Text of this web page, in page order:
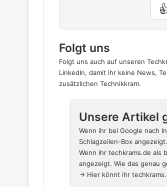
Folgt uns
Folgt uns auch auf unseren
LinkedIn, damit ihr keine News,
zusätzlichen Technikkram.
Unsere Artikel
Wenn ihr bei Google nach
Schlagzeilen-Box
Wenn ihr techkrams.de als
angezeigt. Wie das genau
→ Hier könnt ihr